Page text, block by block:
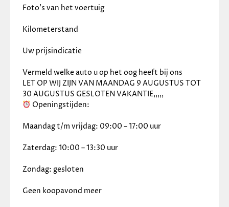
Foto’s van het voertuig
Kilometerstand
Uw prijsindicatie
Vermeld welke auto u op het oog heeft bij ons
LET OP WIJ ZIJN VAN MAANDAG 9 AUGUSTUS TOT
30 AUGUSTUS GESLOTEN VAKANTIE,,,,,
Openingstijden:
Maandag t/m vrijdag: 09:00 – 17:00 uur
Zaterdag: 10:00 – 13:30 uur
Zondag: gesloten
Geen koopavond meer